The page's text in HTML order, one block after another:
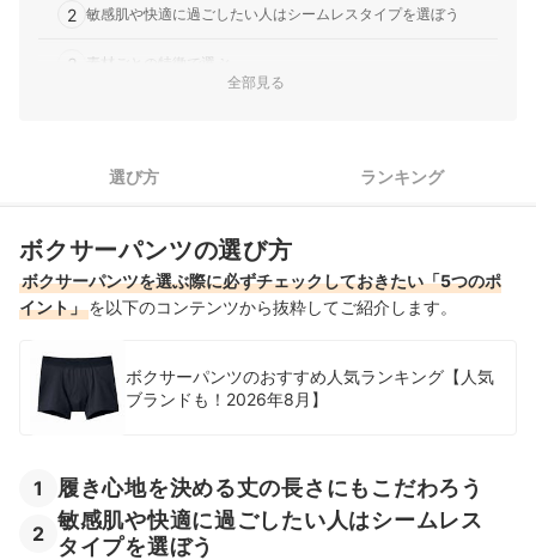
2 敏感肌や快適に過ごしたい人はシームレスタイプを選ぼう
3 素材ごとの特徴で選ぶ
無地・ブランドロゴ・総柄など自分に合うデザインを選ぼう
おしゃれなボクサーパンツの売れ筋ランキングもチェック！
全部見る
選び方 ランキング
ボクサーパンツの選び方
ボクサーパンツを選ぶ際に必ずチェックしておきたい「5つのポ
イント」を以下のコンテンツから抜粋してご紹介します。
ボクサーパンツのおすすめ人気ランキング【人気
ブランドも！2026年8月】
1 履き心地を決める丈の長さにもこだわろう
2
敏感肌や快適に過ごしたい人はシームレス
タイプを選ぼう